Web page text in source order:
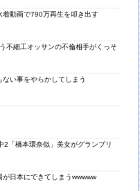
着動画で790万再生を叩き出す
不細工オッサンの不倫相手がくっそ
ない事をやらかしてしまう
2「橋本環奈似」美女がグランプリ
が日本にできてしまうwwwww